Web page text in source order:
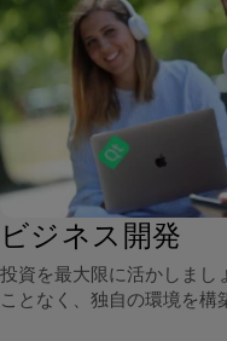
ビジネス開発
投資を最大限に活かしまし
ことなく、独自の環境を構